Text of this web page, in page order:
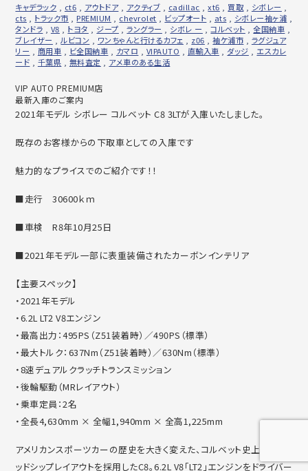
キャデラック
ct6 アウトドア, アクティブ cadillac ,xt6 買取 シボレー
cts
トラック市 PREMIUM chevrolet ビップオート ats シボレー袖ヶ浦
タンドラ
V8 トヨタ ジープ ,ラングラー シボレ ー ,コルベット ,全国納車
ブレイザー
,ルビコン ワンちゃんと行けるカフェ z06 ,袖ケ浦市
ラグジュア
リー
商用車 ビ全国納車 カマロ VIPAUTO 直輸入車 ダッジ
エスカレ
ード
千葉県 無料査定 アメ車のある生活
VIP AUTO PREMIUM店
最新入庫のご案内
2021年モデル シボレー コルベット C8 3LTが入庫いたしました。
既存のお客様からの下取車としての入庫です
魅力的なプライスでのご紹介です！！
■走行 30600ｋｍ
■車検 R8年10月25日
■2021年モデル一部に表重装備されたカーボンインテリア
【主要スペック】
・2021年モデル
・6.2L LT2 V8エンジン
・最高出力：495PS（Z51装着時）／490PS（標準）
・最大トルク：637Nm（Z51装着時）／630Nm（標準）
・8速デュアルクラッチトランスミッション
・後輪駆動（MRレイアウト）
・乗車定員：2名
・全長4,630mm × 全幅1,940mm × 全高1,225mm
アメリカンスポーツカーの歴史を大きく変えた、 コルベット史上初のミ
ッドシップレイアウトを採用したC8。6.2L V8「LT2」エンジンをドライバー